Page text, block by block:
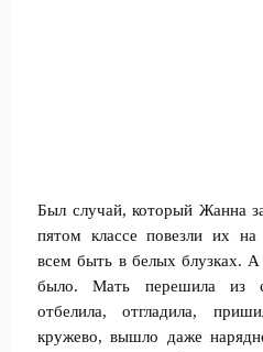
Был случай, который Жанна
пятом классе повезли их
всем быть в белых блузках.
было. Мать перешила из
отбелила, отгладила,
кружево, вышло даже